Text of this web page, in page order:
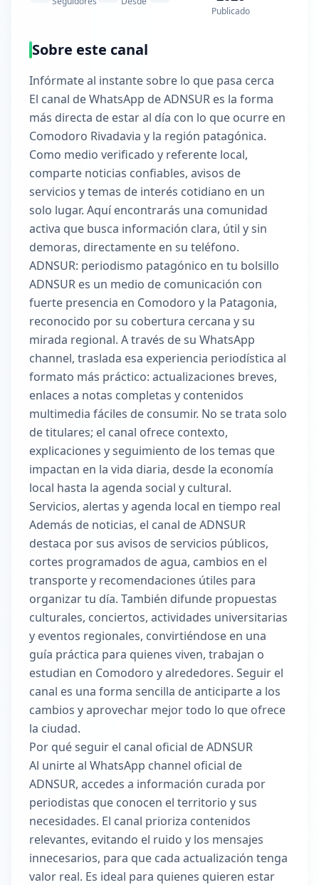
Publicado
Sobre este canal
Infórmate al instante sobre lo que pasa cerca
El canal de WhatsApp de ADNSUR es la forma
más directa de estar al día con lo que ocurre en
Comodoro Rivadavia y la región patagónica.
Como medio verificado y referente local,
comparte noticias confiables, avisos de
servicios y temas de interés cotidiano en un
solo lugar. Aquí encontrarás una comunidad
activa que busca información clara, útil y sin
demoras, directamente en su teléfono.
ADNSUR: periodismo patagónico en tu bolsillo
ADNSUR es un medio de comunicación con
fuerte presencia en Comodoro y la Patagonia,
reconocido por su cobertura cercana y su
mirada regional. A través de su WhatsApp
channel, traslada esa experiencia periodística al
formato más práctico: actualizaciones breves,
enlaces a notas completas y contenidos
multimedia fáciles de consumir. No se trata solo
de titulares; el canal ofrece contexto,
explicaciones y seguimiento de los temas que
impactan en la vida diaria, desde la economía
local hasta la agenda social y cultural.
Servicios, alertas y agenda local en tiempo real
Además de noticias, el canal de ADNSUR
destaca por sus avisos de servicios públicos,
cortes programados de agua, cambios en el
transporte y recomendaciones útiles para
organizar tu día. También difunde propuestas
culturales, conciertos, actividades universitarias
y eventos regionales, convirtiéndose en una
guía práctica para quienes viven, trabajan o
estudian en Comodoro y alrededores. Seguir el
canal es una forma sencilla de anticiparte a los
cambios y aprovechar mejor todo lo que ofrece
la ciudad.
Por qué seguir el canal oficial de ADNSUR
Al unirte al WhatsApp channel oficial de
ADNSUR, accedes a información curada por
periodistas que conocen el territorio y sus
necesidades. El canal prioriza contenidos
relevantes, evitando el ruido y los mensajes
innecesarios, para que cada actualización tenga
valor real. Es ideal para quienes quieren estar